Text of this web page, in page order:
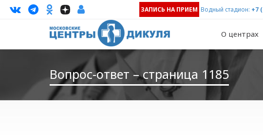
ЗАПИСЬ НА ПРИЕМ Водный стадион: +7
О центрах
Вопрос-ответ – страница 1185